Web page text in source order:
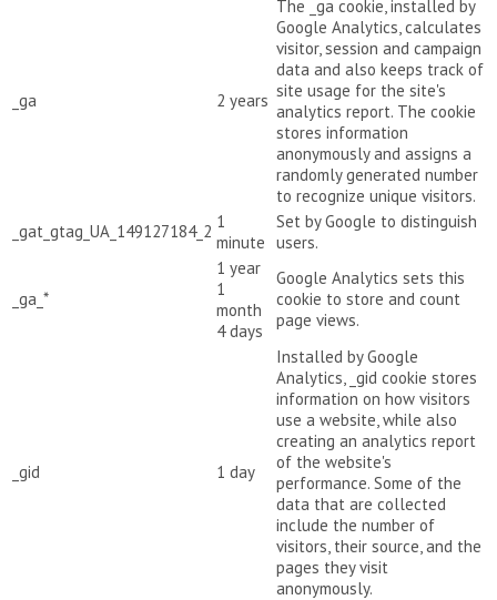
_ga 2 years
The _ga cookie, installed by
Google Analytics, calculates
visitor, session and campaign
data and also keeps track of
site usage for the site's
analytics report. The cookie
stores information
anonymously and assigns a
randomly generated number
to recognize unique visitors.
_gat_gtag_UA_149127184_2 1
minute
Set by Google to distinguish
users.
_ga_*
1 year
1
month
4 days
Google Analytics sets this
cookie to store and count
page views.
_gid 1 day
Installed by Google
Analytics, _gid cookie stores
information on how visitors
use a website, while also
creating an analytics report
of the website's
performance. Some of the
data that are collected
include the number of
visitors, their source, and the
pages they visit
anonymously.